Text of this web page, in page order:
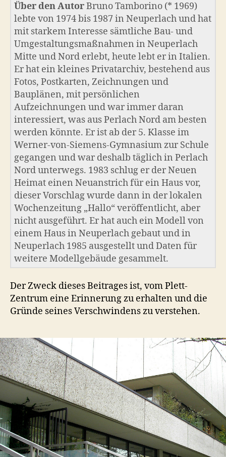
Über den AutorBruno Tamborino (* 1969)
lebte von 1974 bis 1987 in Neuperlach und hat
mit starkem Interesse sämtliche Bau- und
Umgestaltungsmaßnahmen in Neuperlach
Mitte und Nord erlebt, heute lebt er in Italien.
Er hat ein kleines Privatarchiv, bestehend aus
Fotos, Postkarten, Zeichnungen und
Bauplänen, mit persönlichen
Aufzeichnungen und war immer daran
interessiert, was aus Perlach Nord am besten
werden könnte. Er ist ab der 5. Klasse im
Werner-von-Siemens-Gymnasium zur Schule
gegangen und war deshalb täglich in Perlach
Nord unterwegs. 1983 schlug er der Neuen
Heimat einen Neuanstrich für ein Haus vor,
dieser Vorschlag wurde dann in der lokalen
Wochenzeitung „Hallo“ veröffentlicht, aber
nicht ausgeführt. Er hat auch ein Modell von
einem Haus in Neuperlach gebaut und in
Neuperlach 1985 ausgestellt und Daten für
weitere Modellgebäude gesammelt.
Der Zweck dieses Beitrages ist, vom Plett-
Zentrum eine Erinnerung zu erhalten und die
Gründe seines Verschwindens zu verstehen.